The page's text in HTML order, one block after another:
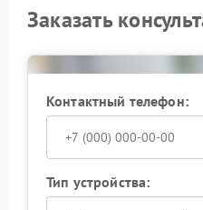
Заказать
Контактный телефон:
Тип устройства: